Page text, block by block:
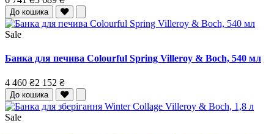
До кошика
Sale
Банка для печива Colourful Spring Villeroy & Boch, 540 мл
4 460 ₴2 152 ₴
До кошика
Sale